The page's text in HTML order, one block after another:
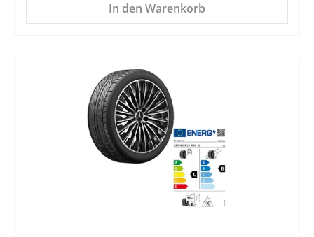
In den Warenkorb